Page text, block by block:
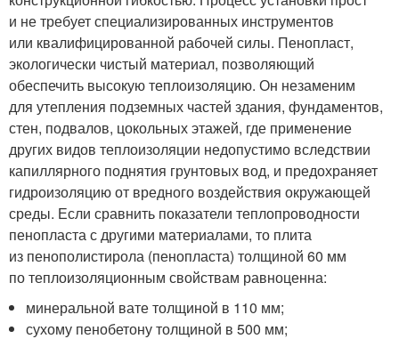
и не требует специализированных инструментов
или квалифицированной рабочей силы. Пенопласт,
экологически чистый материал, позволяющий
обеспечить высокую теплоизоляцию. Он незаменим
для утепления подземных частей здания, фундаментов,
стен, подвалов, цокольных этажей, где применение
других видов теплоизоляции недопустимо вследствии
капиллярного поднятия грунтовых вод, и предохраняет
гидроизоляцию от вредного воздействия окружающей
среды. Если сравнить показатели теплопроводности
пенопласта с другими материалами, то плита
из пенополистирола (пенопласта) толщиной 60 мм
по теплоизоляционным свойствам равноценна:
минеральной вате толщиной в 110 мм;
сухому пенобетону толщиной в 500 мм;